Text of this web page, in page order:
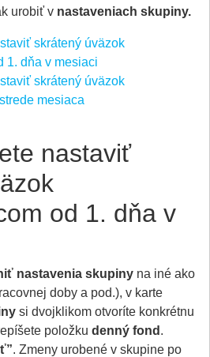
urobiť v nastaveniach skupiny.
skrátený úväzok
1. dňa v mesiaci
skrátený úväzok
mesiaca
nastaviť
od 1. dňa v
nastavenia skupiny na iné ako
doby a pod.), v karte
si dvojklikom otvoríte konkrétnu
položku denný fond .
. Zmeny urobené v skupine po